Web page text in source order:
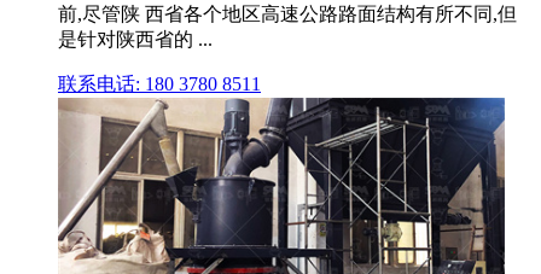
前,尽管陕 西省各个地区高速公路路面结构有所不同,但
是针对陕西省的 ...
联系电话: 180 3780 8511